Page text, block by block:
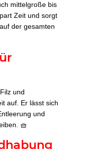
mittelgroße bis
Zeit und sorgt
der gesamten
und
auf. Er lässt sich
und
🧺